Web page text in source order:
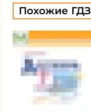
Похожие ГДЗ